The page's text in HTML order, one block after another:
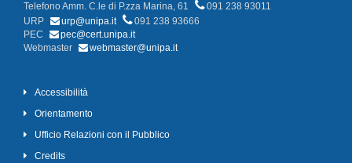
Telefono Amm. C.le di P.zza Marina, 61
091 238 93011
URP
urp@unipa.it
091 238 93666
PEC
pec@cert.unipa.it
Webmaster
webmaster@unipa.it
Accessibilità
Orientamento
Ufficio Relazioni con il Pubblico
Credits